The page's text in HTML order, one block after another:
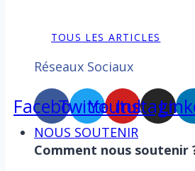
TOUS LES ARTICLES
Réseaux Sociaux
Facebook
TwitterYoutube
NOUS SOUTENIR
Comment nous soutenir